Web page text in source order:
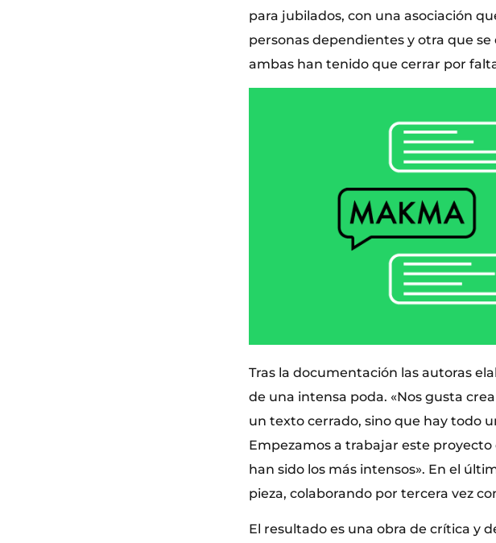
para jubilados, con una asociación
personas dependientes y otra que
ambas han tenido que cerrar por
Tras la documentación las autoras
de una intensa poda. «Nos gusta
un texto cerrado, sino que hay todo
Empezamos a trabajar este
han sido los más intensos». En el
pieza, colaborando por tercera vez
El resultado es una obra de crítica y